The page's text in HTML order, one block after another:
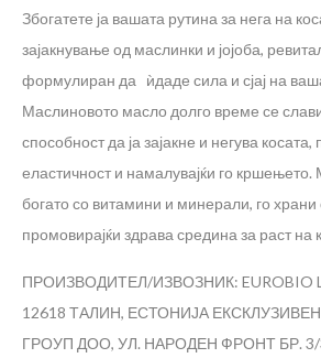
Збогатете ја вашата рутина за нега на
зајакнување од маслинки и јојоба,
формулиран да ѝдаде сила и сјај на
Маслиновото масло долго време се
способност да ја зајакне и негува косата,
еластичност и намалувајќи го кршењето.
богато со витамини и минерали, го храни
промовирајќи здрава средина за раст на
ПРОИЗВОДИТЕЛ/ИЗВОЗНИК: EUROBIO
12618 ТАЛИН, ЕСТОНИЈА
ГРОУП ДОО, УЛ. НАРОДЕН ФРОНТ БР. 3/